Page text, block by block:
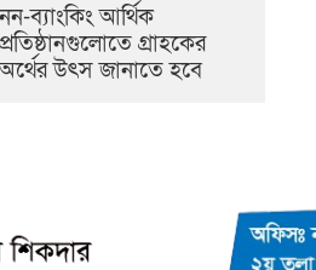
ব্যাংকিং আর্থিক
প্রতিষ্ঠানগুলোতে গ্রাহকের
উৎস জানাতে হবে